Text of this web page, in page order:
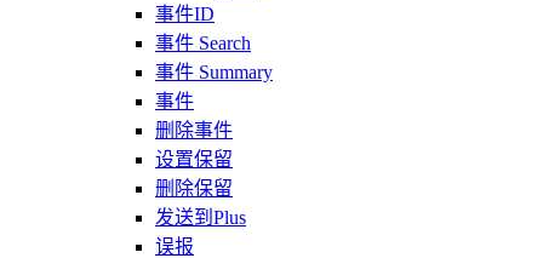
事件ID
事件 Search
事件 Summary
事件
删除事件
设置保留
删除保留
发送到Plus
误报